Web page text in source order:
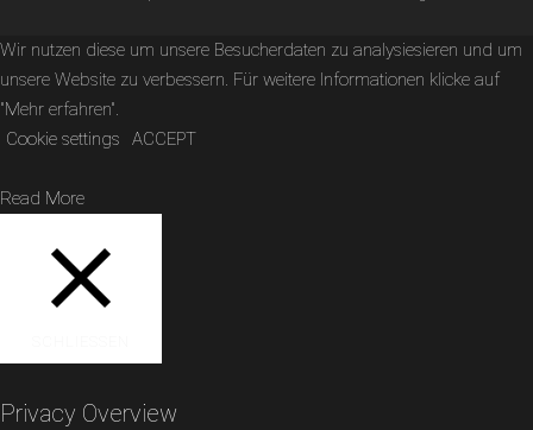
Wir nutzen diese um unsere Besucherdaten zu analysiesieren und um
unsere Website zu verbessern. Für weitere Informationen klicke auf
"Mehr erfahren".
Cookie settings
ACCEPT
Read More
Privacy Overview